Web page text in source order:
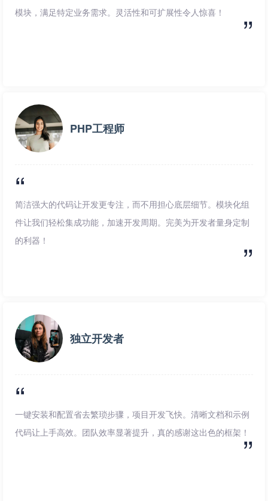
模块，满足特定业务需求。灵活性和可扩展性令人惊喜！
PHP工程师
简洁强大的代码让开发更专注，而不用担心底层细节。模块化组
件让我们轻松集成功能，加速开发周期。完美为开发者量身定制
的利器！
独立开发者
一键安装和配置省去繁琐步骤，项目开发飞快。清晰文档和示例
代码让上手高效。团队效率显著提升，真的感谢这出色的框架！